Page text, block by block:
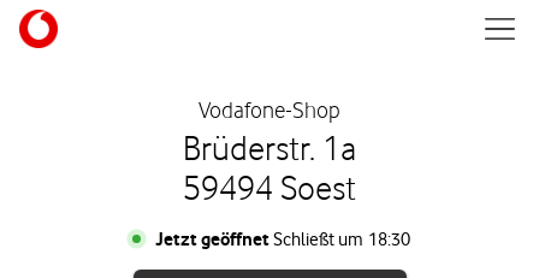
Skip to content
Vodafone-Shop
Brüderstr. 1a
59494 Soest
Jetzt geöffnetSchließt um 18:30